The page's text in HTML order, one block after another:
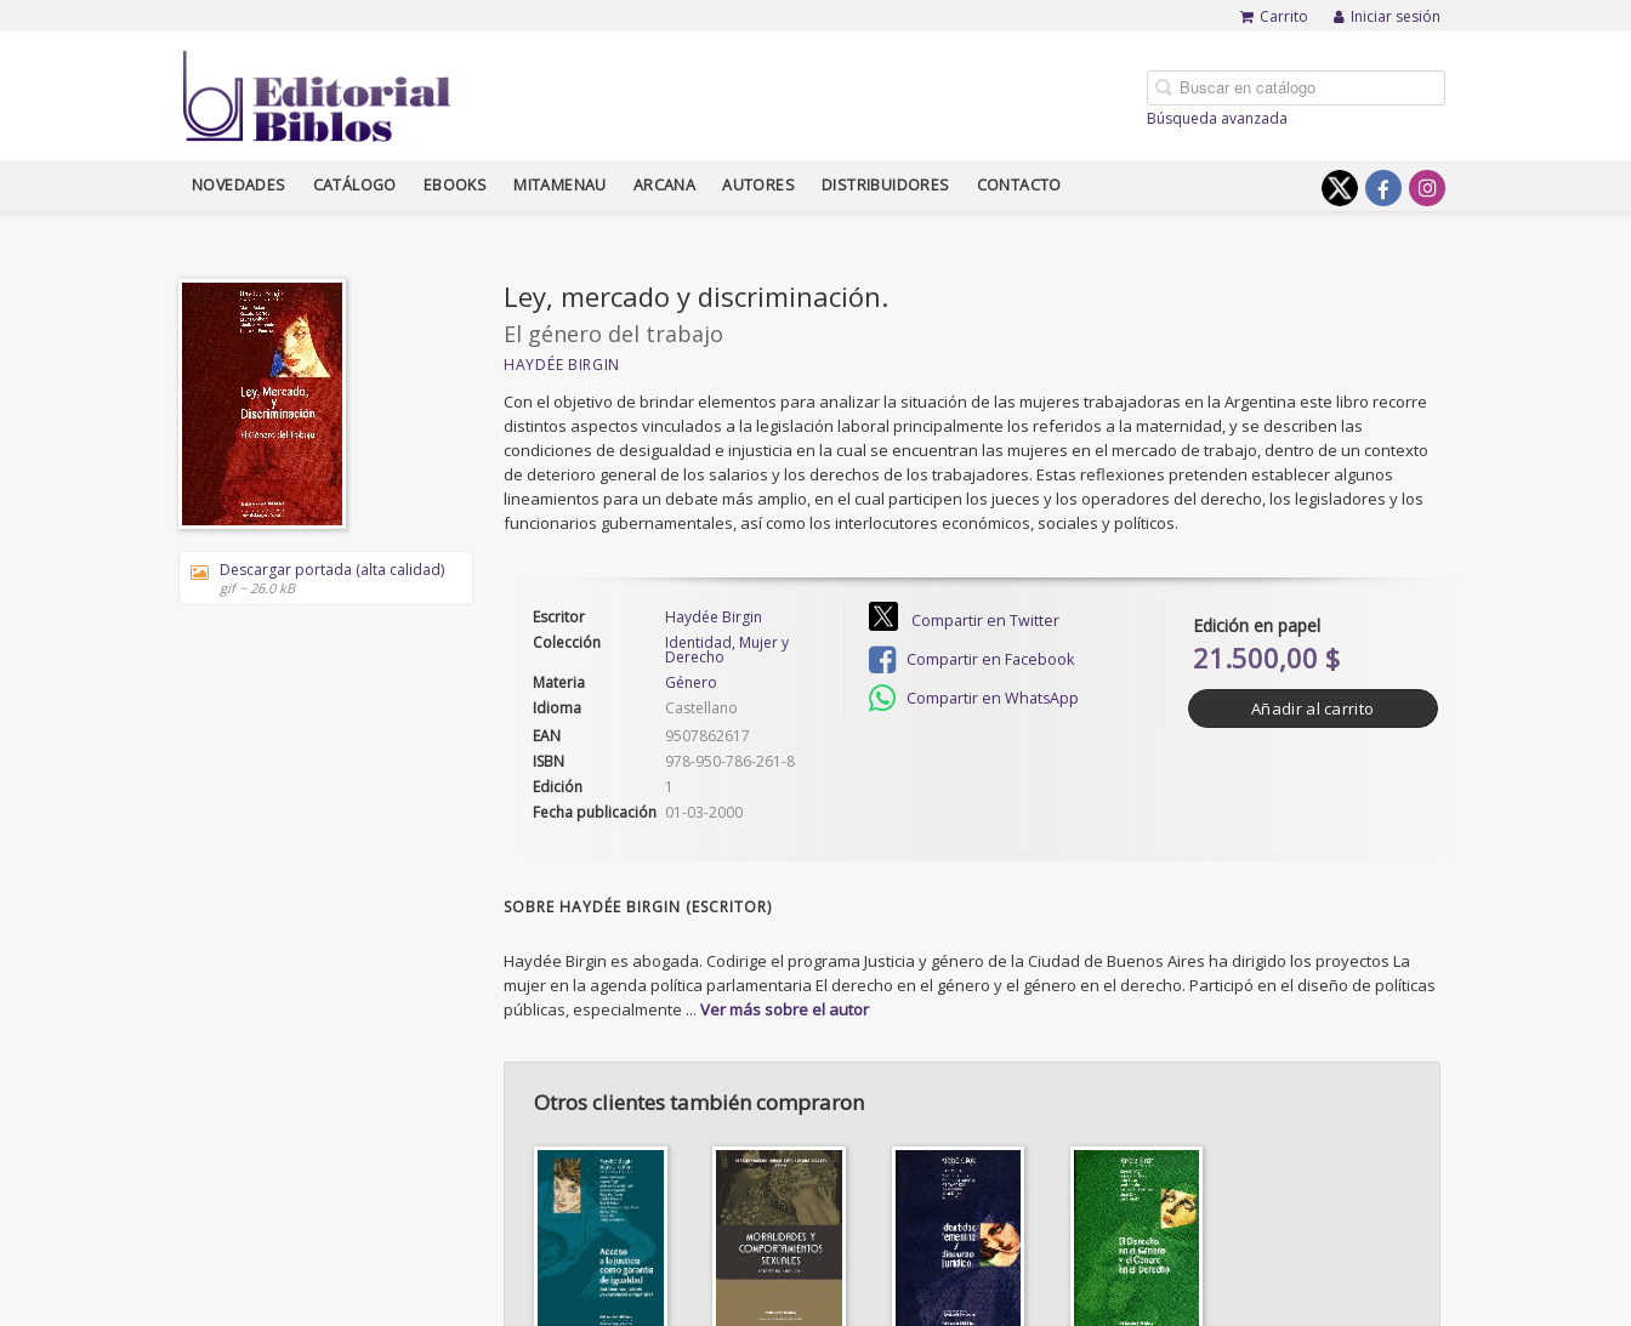
Carrito Iniciar sesión
Búsqueda avanzada
NOVEDADES CATÁLOGO EBOOKS MITAMENAU ARCANA AUTORES DISTRIBUIDORES CONTACTO
Descargar portada (alta calidad)
gif ~ 26.0 kB
Ley, mercado y discriminación.
El género del trabajo
HAYDÉE BIRGIN
Con el objetivo de brindar elementos para analizar la situación de las mujeres trabajadoras en la Argentina este libro recorre
distintos aspectos vinculados a la legislación laboral principalmente los referidos a la maternidad, y se describen las
condiciones de desigualdad e injusticia en la cual se encuentran las mujeres en el mercado de trabajo, dentro de un contexto
de deterioro general de los salarios y los derechos de los trabajadores. Estas reflexiones pretenden establecer algunos
lineamientos para un debate más amplio, en el cual participen los jueces y los operadores del derecho, los legisladores y los
funcionarios gubernamentales, así como los interlocutores económicos, sociales y políticos.
Escritor
Haydée Birgin
Colección
Identidad, Mujer y
Derecho
Materia
Género
Idioma
Castellano
EAN
9507862617
ISBN
978-950-786-261-8
Edición
1
Fecha publicación 01-03-2000
Compartir en Twitter
Compartir en Facebook
Compartir en WhatsApp
Edición en papel
21.500,00 $
Añadir al carrito
SOBRE HAYDÉE BIRGIN (ESCRITOR)
Haydée Birgin es abogada. Codirige el programa Justicia y género de la Ciudad de Buenos Aires ha dirigido los proyectos La
mujer en la agenda política parlamentaria El derecho en el género y el género en el derecho. Participó en el diseño de políticas
públicas, especialmente ...Ver más sobre el autor
Otros clientes también compraron